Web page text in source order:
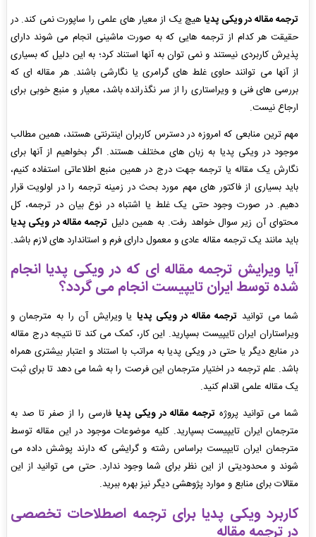
ترجمه مقاله در ویکی پدیاهیچ یک از معیار های علمی را ساپورت نمی کند. در
حقیقت هر کدام از ترجمه هایی که به صورت ماشینی انجام می شوند دارای
پذیرش کاربردی نیستند و نمی توان به آنها استناد کرد؛ به این دلیل که بسیاری
از آنها می توانند حاوی غلط های گرامری یا نگارشی باشند. هر مقاله ای که
بررسی های فنی و ویراستاری را از سر نگذرانده باشد، معیار و منبع خوبی برای
ارجاع نیست.
مهم ترین منابعی که امروزه در دسترس کاربران اینترنتی هستند، همین مطالب
موجود در ویکی پدیا به زبان های مختلف هستند. اگر بخواهیم از آنها برای
نگارش یک مقاله یا ترجمه جهت درج در همین منبع اطلاعاتی استفاده کنیم،
باید بسیاری از فاکتور های مهم مورد بحث در زمینه ترجمه را در اولویت قرار
دهیم. در صورت وجود حتی یک غلط یا اشتباه در نوع بیان در ترجمه، کل
محتوای آن زیر سوال خواهد رفت. به همین دلیل ترجمه مقاله در ویکی پدیا
باید مانند یک ترجمه مقاله عادی و معمول دارای فرم و استاندارد های لازم باشد.
آیا ویرایش ترجمه مقاله ای که در ویکی پدیا انجام
شده توسط ایران تایپیست انجام می گردد؟
شما می توانید ترجمه مقاله در ویکی پدیا یا ویرایش آن را به مترجمان و
ویراستاران ایران تایپیست بسپارید. این کار، کمک می کند تا نتیجه درج مقاله
در منابع دیگر یا حتی در ویکی پدیا به مراتب با استناد و اعتبار بیشتری همراه
باشد. علم ترجمه در اختیار مترجمان این فرصت را به شما می دهد تا برای ثبت
یک مقاله علمی اقدام کنید.
شما می توانید پروژه ترجمه مقاله در ویکی پدیافارسی را از صفر تا صد به
مترجمان ایران تایپیست بسپارید. کلیه موضوعات موجود در این مقاله توسط
مترجمان ایران تایپیست براساس رشته و گرایشی که دارند پوشش داده می
شوند و محدودیتی از این نظر برای شما وجود ندارد. حتی می توانید از این
مقالات برای منابع و موارد پژوهشی دیگر نیز بهره ببرید.
کاربرد ویکی پدیا برای ترجمه اصطلاحات تخصصی
در ترجمه مقاله